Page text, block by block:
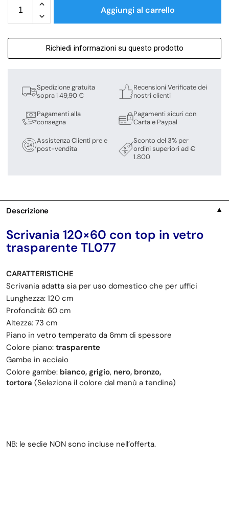
Aggiungi al carrello
Richiedi informazioni su questo prodotto
Spedizione gratuita
sopra i 49,90 €
Pagamenti alla
consegna
Assistenza Clienti pre e
post-vendita
Recensioni Verificate dei
nostri clienti
Pagamenti sicuri con
Carta e Paypal
Sconto del 3% per
ordini superiori ad €
1.800
Descrizione ▼
Scrivania 120×60 con top in vetro
trasparente TL077
CARATTERISTICHE
Scrivania adatta sia per uso domestico che per uffici
Lunghezza: 120 cm
Profondità: 60 cm
Altezza: 73 cm
Piano in vetro temperato da 6mm di spessore
Colore piano: trasparente
Gambe in acciaio
Colore gambe: bianco, grigio, nero, bronzo,
tortora (Seleziona il colore dal menù a tendina)
NB: le sedie NON sono incluse nell’offerta.